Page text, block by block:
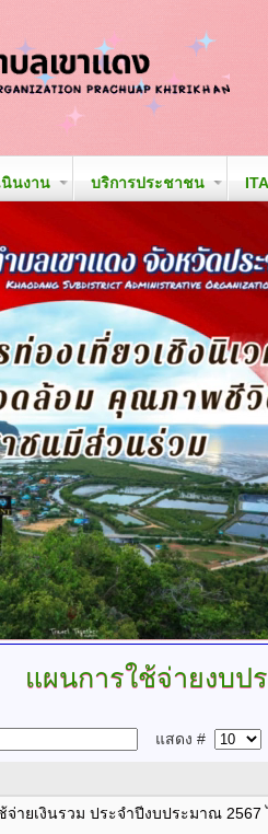
นงาน บริการประชาชน ITA
แผนการใช้จ่ายงบป
แสดง #
จ่ายเงินรวม ประจำปีงบประมาณ 2567